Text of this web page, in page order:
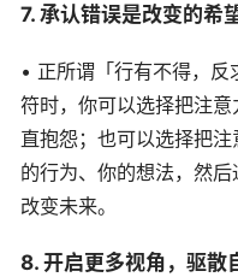
7. 承认错误是改变的希
• 正所谓「行有不得，
符时，你可以选择把注
直抱怨；也可以选择把
的行为、你的想法，然
改变未来。
8. 开启更多视角，驱散